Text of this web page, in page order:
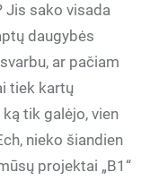
Jis sako visada
daugybės
ar pačiam
tiek kartų
tik galėjo, vien
nieko šiandien
projektai „B1“